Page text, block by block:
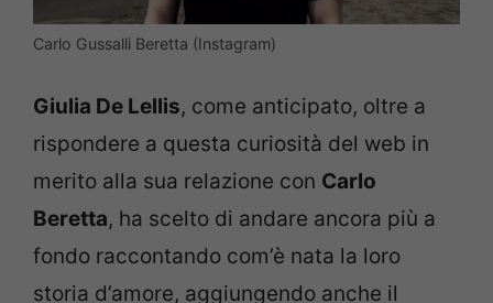
Carlo Gussalli Beretta (Instagram)
Giulia De Lellis, come anticipato, oltre a
rispondere a questa curiosità del web in
merito alla sua relazione con Carlo
Beretta, ha scelto di andare ancora più a
fondo raccontando com’è nata la loro
storia d’amore, aggiungendo anche il